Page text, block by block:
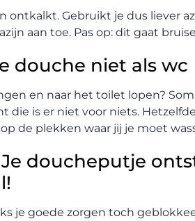
ontkalkt. Gebruikt je dus liever
aan toe. Pas op: dit gaat
douche niet als wc
en naar het toilet lopen?
die is er niet voor niets.
de plekken waar jij je moet
doucheputje
je goede zorgen toch